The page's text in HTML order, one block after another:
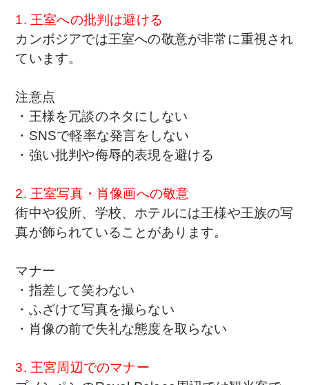
1. 王室への批判は避ける
カンボジアでは王室への敬意が非常に重視され
ています。
注意点
・王様を冗談のネタにしない
・SNSで軽率な発言をしない
・強い批判や侮辱的表現を避ける
2. 王室写真・肖像画への敬意
街中や役所、学校、ホテルには王様や王族の写
真が飾られていることがあります。
マナー
・指差して笑わない
・ふざけて写真を撮らない
・肖像の前で失礼な態度を取らない
3. 王宮周辺でのマナー